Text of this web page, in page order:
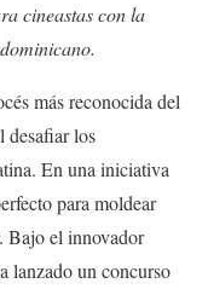
cineastas con la
más reconocida del
desafiar los
En una iniciativa
para moldear
Bajo el innovador
lanzado un concurso